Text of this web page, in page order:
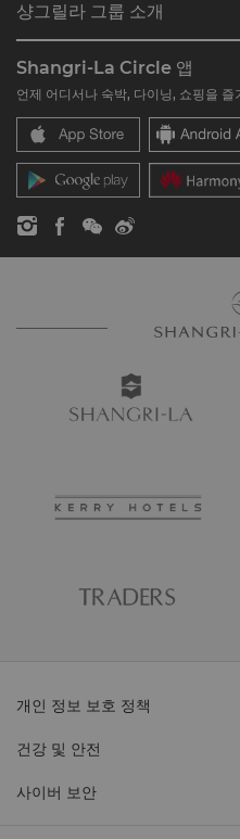
레스토랑 및 바
Shangri-La Circle 가입하기
자주 묻는 질문
문의하기
샹그릴라 그룹 소개
호텔 브랜드
레지던스
레지던스
문의하기
채용
글로벌 시티즌십
뉴스
Shangri-La Circle 앱
언제 어디서나 숙박, 다이닝, 쇼핑을 즐
개인 정보 보호 정책
건강 및 안전
사이버 보안